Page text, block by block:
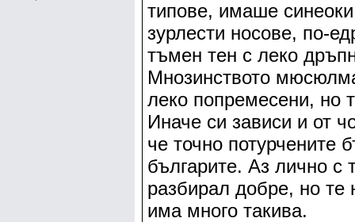
типове, имаше
зурлести носове, по-
тъмен тен с леко
Мнозинството
леко попремесени, но
Иначе си зависи и от
че точно потурчените
българите. Аз лично с
разбирал добре, но те
има много такива.